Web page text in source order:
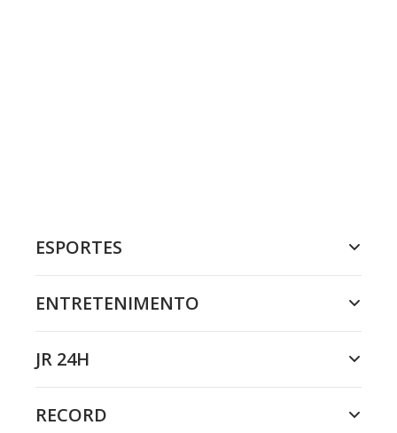
ESPORTES
ENTRETENIMENTO
JR 24H
RECORD